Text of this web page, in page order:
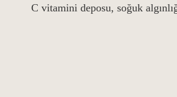
C vitamini deposu, soğuk